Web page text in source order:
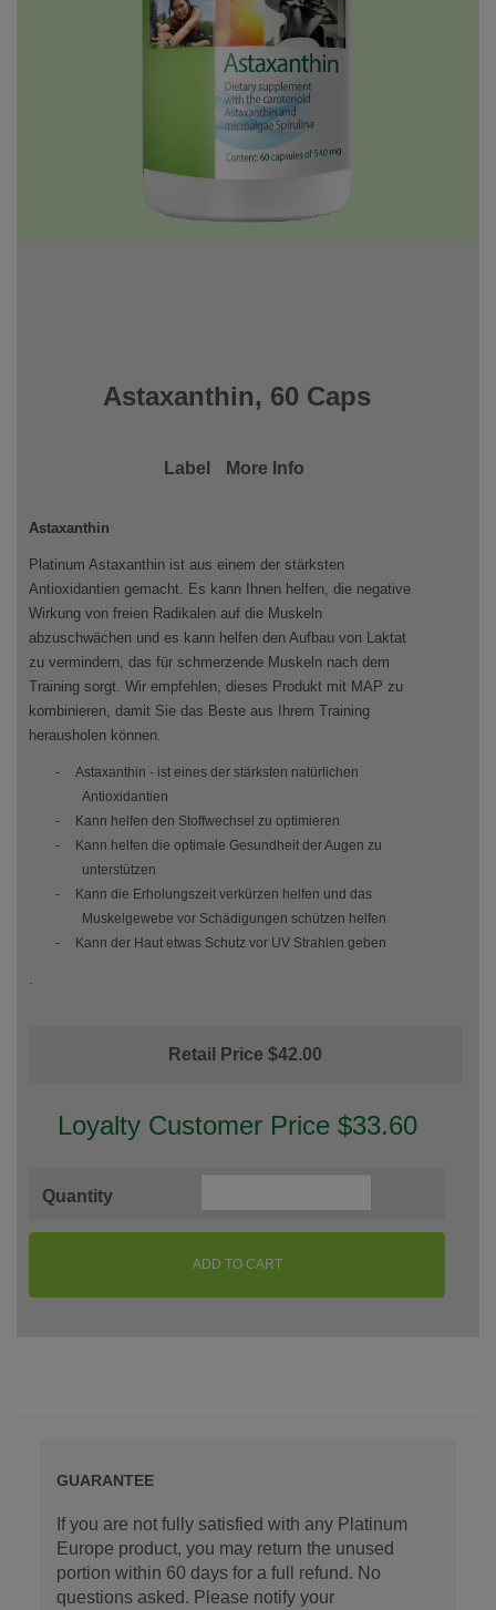
Astaxanthin, 60 Caps
Label More Info
Astaxanthin
Platinum Astaxanthin ist aus einem der stärksten
Antioxidantien gemacht. Es kann Ihnen helfen, die negative
Wirkung von freien Radikalen auf die Muskeln
abzuschwächen und es kann helfen den Aufbau von Laktat
zu vermindern, das für schmerzende Muskeln nach dem
Training sorgt. Wir empfehlen, dieses Produkt mit MAP zu
kombinieren, damit Sie das Beste aus Ihrem Training
herausholen können.
-
Astaxanthin - ist eines der stärksten natürlichen
Antioxidantien
-
Kann helfen den Stoffwechsel zu optimieren
-
Kann helfen die optimale Gesundheit der Augen zu
unterstützen
-
Kann die Erholungszeit verkürzen helfen und das
Muskelgewebe vor Schädigungen schützen helfen
-
Kann der Haut etwas Schutz vor UV Strahlen geben
Retail Price $42.00
Loyalty Customer Price $33.60
Quantity
ADD TO CART
GUARANTEE
If you are not fully satisfied with any Platinum
Europe product, you may return the unused
portion within 60 days for a full refund. No
questions asked. Please notify your